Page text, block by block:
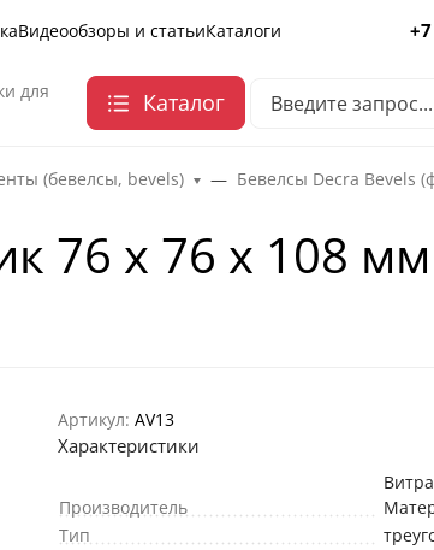
Видеообзоры и статьиКаталоги
для
Каталог
(бевелсы, bevels)
Бевелсы Decra Bevels
76 х 76 х 108 мм
Артикул: AV13
Характеристики
Производитель
Тип